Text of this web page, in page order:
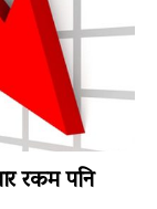
रकम पनि